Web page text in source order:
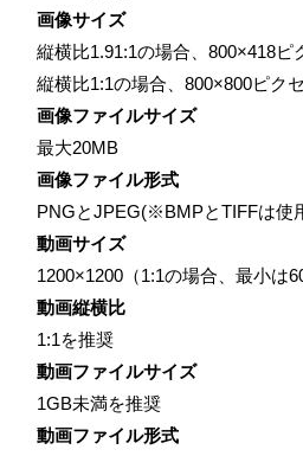
画像サイズ
縦横比1.91:1の場合、800×418ピ
縦横比1:1の場合、800×800ピク
画像ファイルサイズ
最大20MB
画像ファイル形式
PNGとJPEG(※BMPとTIFFは使
動画サイズ
1200×1200（1:1の場合、最小は
動画縦横比
1:1を推奨
動画ファイルサイズ
1GB未満を推奨
動画ファイル形式